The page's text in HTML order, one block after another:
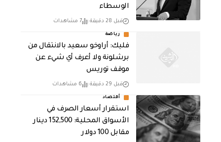
الوسطاء
قبل 28 دقيقة 7 مشاهدات
رياضة
فليك: أراوخو سعيد بالانتقال من
برشلونة ولا أعرف أي شيء عن
موقف توريس
قبل 29 دقيقة 6 مشاهدات
أقتصاد
استقرار أسعار الصرف في
الأسواق المحلية: 152,500 دينار
مقابل 100 دولار